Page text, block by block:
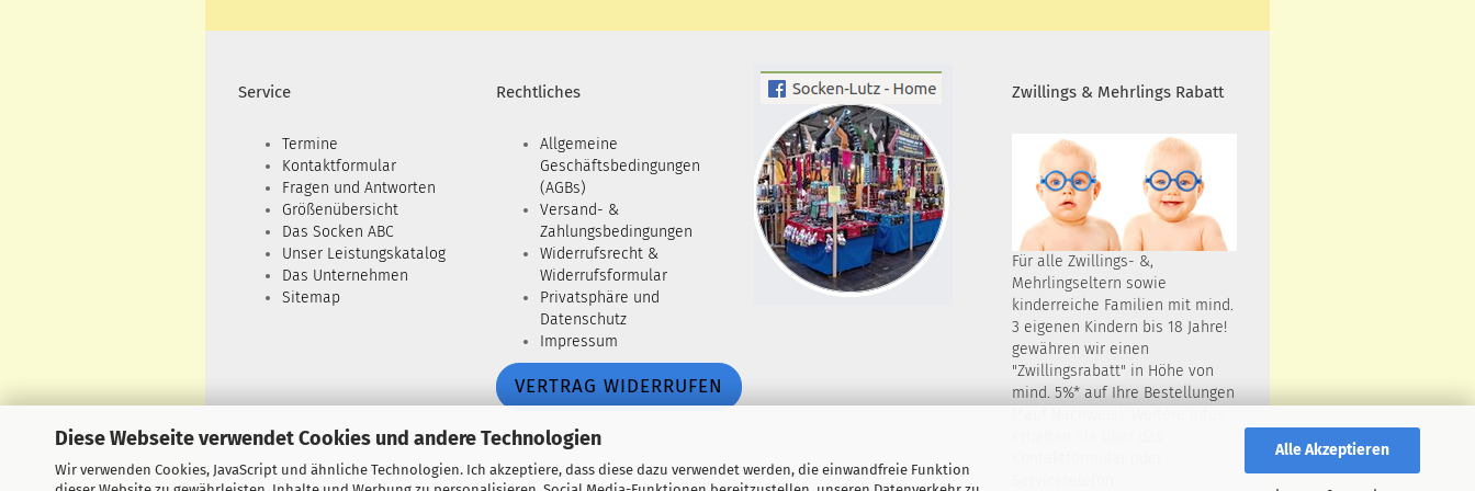
Diese Webseite verwendet Cookies und andere Technologien
Wir verwenden Cookies, JavaScript und ähnliche Technologien. Ich akzeptiere, dass diese dazu verwendet werden, die einwandfreie Funktion
Alle Akzeptieren
Service
Termine
Kontaktformular
Fragen und Antworten
Größenübersicht
Das Socken ABC
Unser Leistungskatalog
Das Unternehmen
Sitemap
Rechtliches
Allgemeine
Geschäftsbedingungen
(AGBs)
Versand- &
Zahlungsbedingungen
Widerrufsrecht &
Widerrufsformular
Privatsphäre und
Datenschutz
Impressum
VERTRAG WIDERRUFEN
Zwillings & Mehrlings Rabatt
Für alle Zwillings- &,
Mehrlingseltern sowie
kinderreiche Familien mit mind.
3 eigenen Kindern bis 18 Jahre!
gewähren wir einen
"Zwillingsrabatt" in Höhe von
mind. 5%* auf Ihre Bestellungen